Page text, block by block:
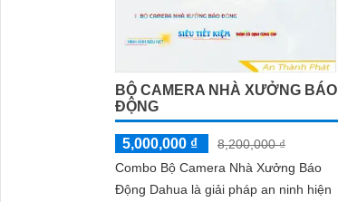
BỘ CAMERA NHÀ XƯỞNG BÁO
ĐỘNG
5,000,000 ₫
8,200,000 ₫
Combo Bộ Camera Nhà Xưởng Báo
Động Dahua là giải pháp an ninh hiện